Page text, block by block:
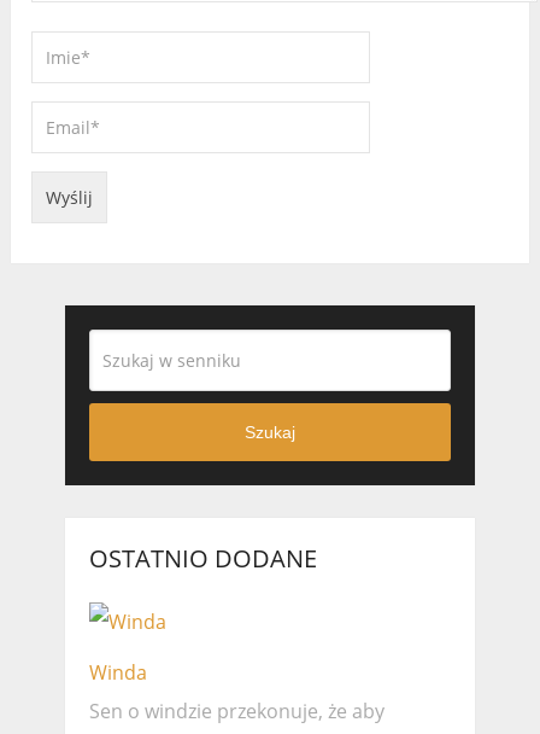
Szukaj
OSTATNIO DODANE
Winda
Sen o windzie przekonuje, że ​​aby